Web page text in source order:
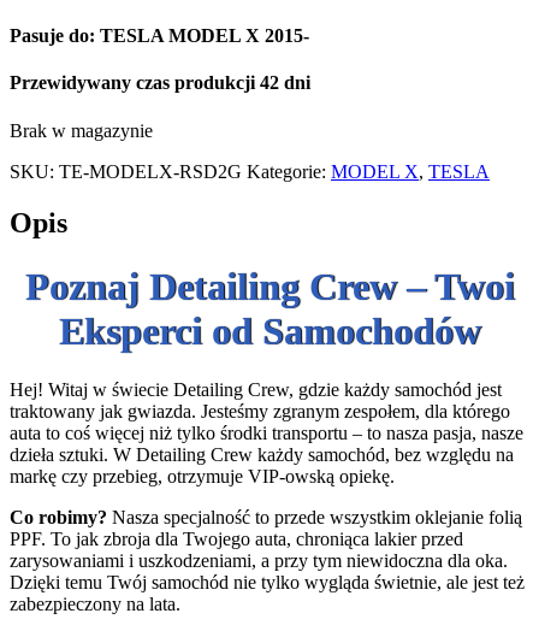
Pasuje do: TESLA MODEL X 2015-
Przewidywany czas produkcji 42 dni
Brak w magazynie
SKU: TE-MODELX-RSD2G Kategorie: MODEL X, TESLA
Opis
Poznaj Detailing Crew – Twoi
Eksperci od Samochodów
Hej! Witaj w świecie Detailing Crew, gdzie każdy samochód jest
traktowany jak gwiazda. Jesteśmy zgranym zespołem, dla którego
auta to coś więcej niż tylko środki transportu – to nasza pasja, nasze
dzieła sztuki. W Detailing Crew każdy samochód, bez względu na
markę czy przebieg, otrzymuje VIP-owską opiekę.
Co robimy? Nasza specjalność to przede wszystkim oklejanie folią
PPF. To jak zbroja dla Twojego auta, chroniąca lakier przed
zarysowaniami i uszkodzeniami, a przy tym niewidoczna dla oka.
Dzięki temu Twój samochód nie tylko wygląda świetnie, ale jest też
zabezpieczony na lata.